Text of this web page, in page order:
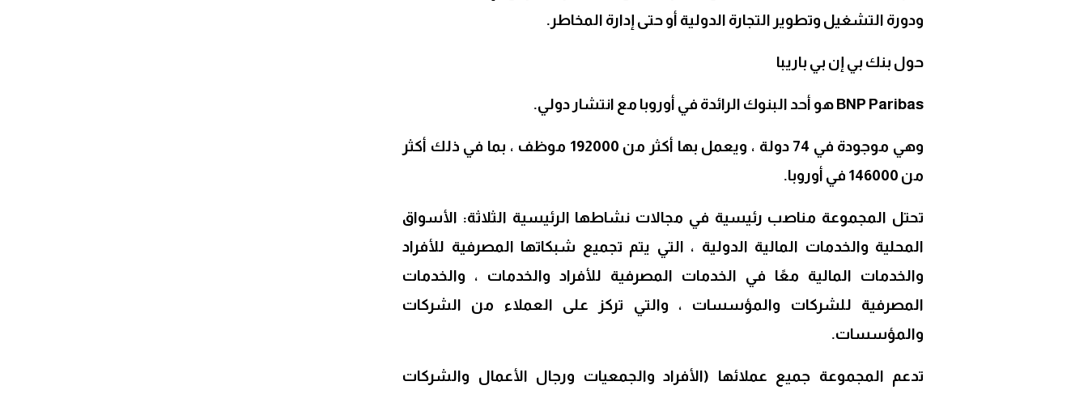
ودورة التشغيل وتطوير التجارة الدولية أو حتى إدارة المخاطر.
حول بنك بي إن بي باريبا
BNP Paribas هو أحد البنوك الرائدة في أوروبا مع انتشار دولي.
وهي موجودة في 74 دولة ، ويعمل بها أكثر من 192000 موظف ، بما في ذلك أكثر
من 146000 في أوروبا.
تحتل المجموعة مناصب رئيسية في مجالات نشاطها الرئيسية الثلاثة: الأسواق
المحلية والخدمات المالية الدولية ، التي يتم تجميع شبكاتها المصرفية للأفراد
والخدمات المالية معًا في الخدمات المصرفية للأفراد والخدمات ، والخدمات
المصرفية للشركات والمؤسسات ، والتي تركز على العملاء من الشركات
والمؤسسات.
تدعم المجموعة جميع عملائها (الأفراد والجمعيات ورجال الأعمال والشركات